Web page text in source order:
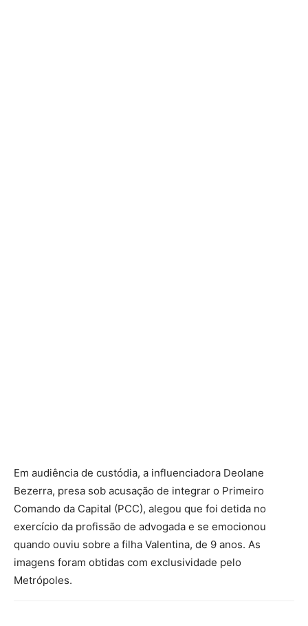
Em audiência de custódia, a influenciadora Deolane
Bezerra, presa sob acusação de integrar o Primeiro
Comando da Capital (PCC), alegou que foi detida no
exercício da profissão de advogada e se emocionou
quando ouviu sobre a filha Valentina, de 9 anos. As
imagens foram obtidas com exclusividade pelo
Metrópoles.